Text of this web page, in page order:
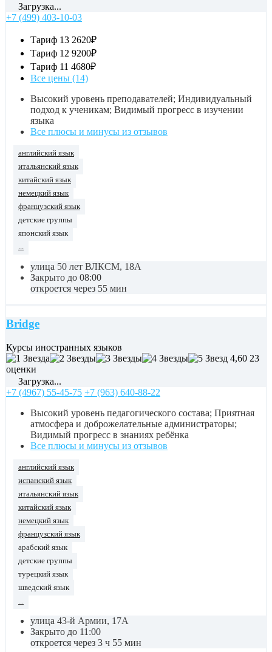
Загрузка...
+7 (499) 403-10-03
Тариф 13 2620₽
Тариф 12 9200₽
Тариф 11 4680₽
Все цены (14)
Высокий уровень преподавателей; Индивидуальный
подход к ученикам; Видимый прогресс в изучении
языка
Все плюсы и минусы из отзывов
английский язык
итальянский язык
китайский язык
немецкий язык
французский язык
детские группы
японский язык
улица 50 лет ВЛКСМ, 18А
Закрыто до 08:00
откроется через 55 мин
Bridge
Курсы иностранных языков
4,60 23
оценки
Загрузка...
+7 (4967) 55-45-75 +7 (963) 640-88-22
Высокий уровень педагогического состава; Приятная
атмосфера и доброжелательные администраторы;
Видимый прогресс в знаниях ребёнка
Все плюсы и минусы из отзывов
английский язык
испанский язык
итальянский язык
китайский язык
немецкий язык
французский язык
арабский язык
детские группы
турецкий язык
шведский язык
...
улица 43-й Армии, 17А
Закрыто до 11:00
откроется через 3 ч 55 мин